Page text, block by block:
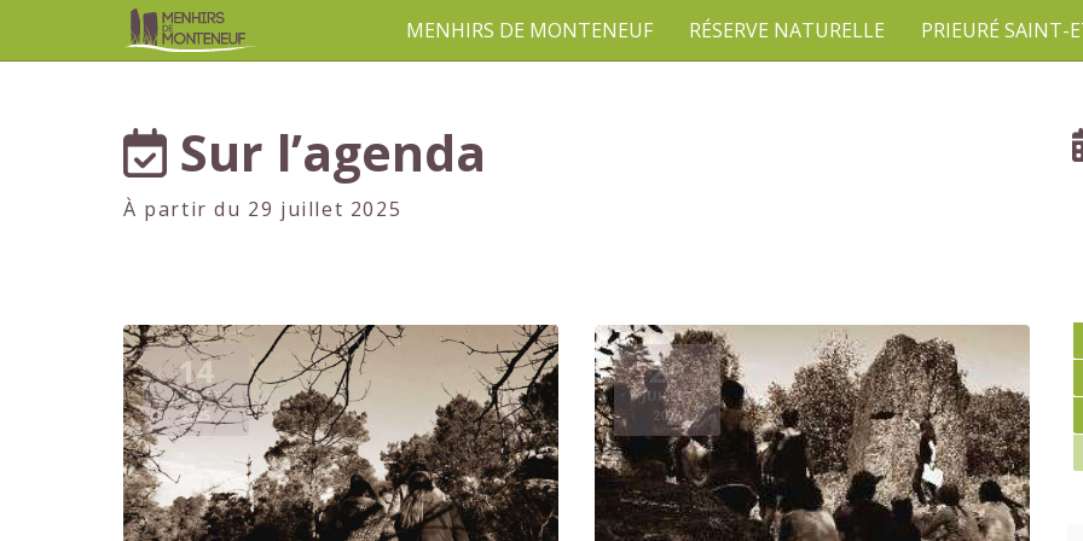
MENHIRS DE MONTENEUF RÉSERVE NATURELLE PRIEURÉ SAINT-
Sur l’agenda
À partir du 29 juillet 2025
14
JUILLET
2025
29
JUILLET
2025